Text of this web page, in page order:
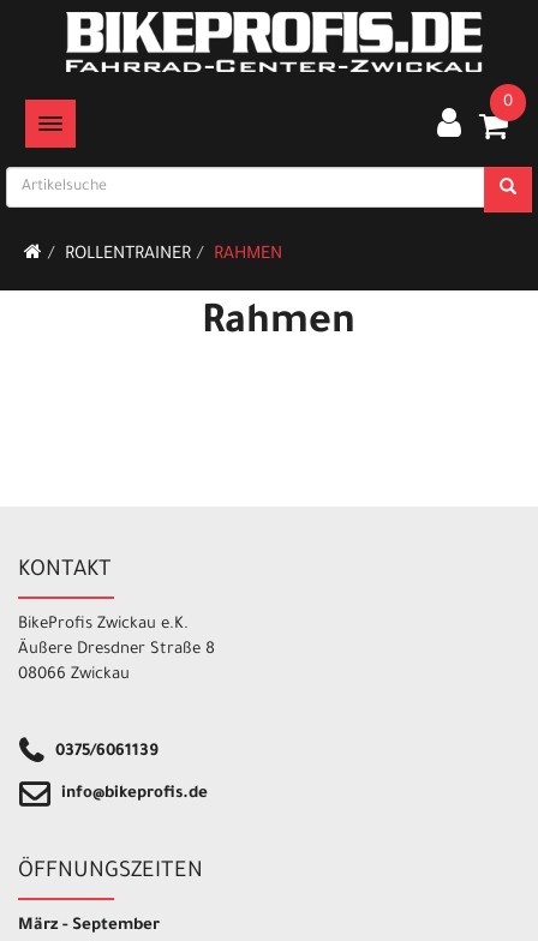
TOGGLE NAVIGATION
0
ROLLENTRAINER RAHMEN
Rahmen
KONTAKT
BikeProfis Zwickau e.K.
Äußere Dresdner Straße 8
08066 Zwickau
0375/6061139
info@bikeprofis.de
ÖFFNUNGSZEITEN
März - September